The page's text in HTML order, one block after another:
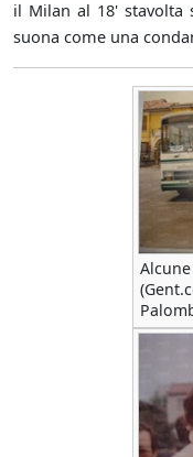
il Milan al 18' stavolta
suona come una